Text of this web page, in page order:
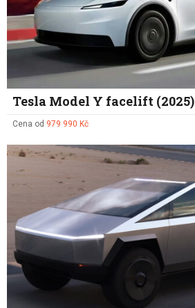
Tesla Model Y facelift (2025)
Cena od 979 990 Kč